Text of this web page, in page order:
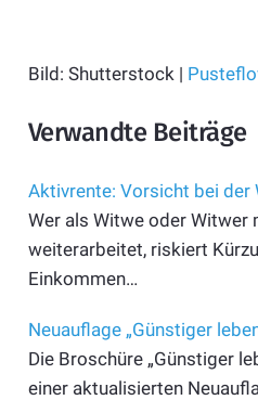
Bild: Shutterstock |
Verwandte Beiträge
Aktivrente: Vorsicht bei der
Wer als Witwe oder Witwer
weiterarbeitet, riskiert
Einkommen…
Neuauflage „Günstiger
Die Broschüre „Günstiger
einer aktualisierten